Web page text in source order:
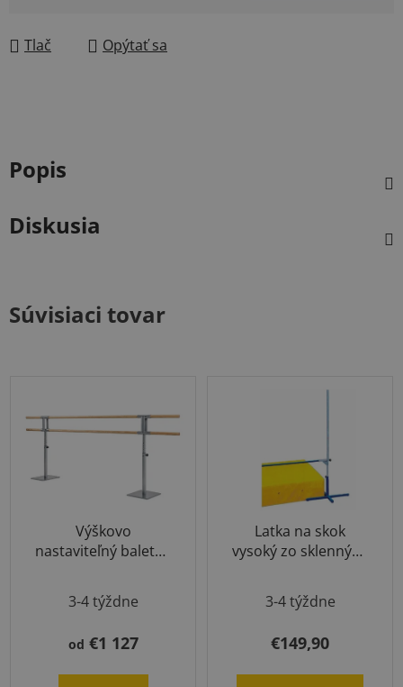
Tlač Opýtať sa
Popis
Diskusia
Súvisiaci tovar
Výškovo
nastaviteľný baletný
kolieskami a bez
koliesok
hodnotenie
produktu
3-4 týždne
od €1 127
Latka na skok
vysoký zo sklenných
certifikátom
3-4 týždne
€149,90